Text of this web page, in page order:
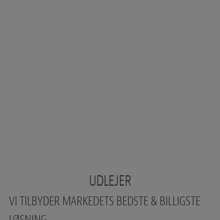
UDLEJER
VI TILBYDER MARKEDETS BEDSTE & BILLIGSTE